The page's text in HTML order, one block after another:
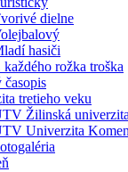
dielne
hasiči
každého rožka troška
časopis
tretieho veku
Žilinská
Univerzita